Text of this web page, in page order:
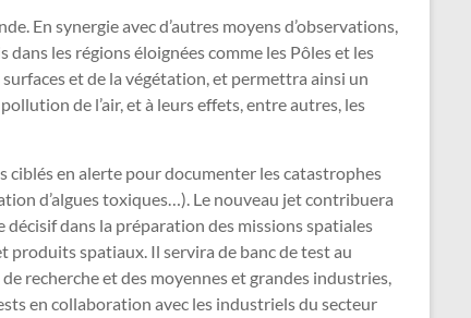
En synergie avec d’autres moyens d’observations,
les régions éloignées comme les Pôles et les
et de la végétation, et permettra ainsi un
de l’air, et à leurs effets, entre autres, les
ciblés en alerte pour documenter les catastrophes
d’algues toxiques…). Le nouveau jet contribuera
décisif dans la préparation des missions spatiales
produits spatiaux. Il servira de banc de test au
recherche et des moyennes et grandes industries,
en collaboration avec les industriels du secteur